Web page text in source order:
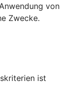
von
Zwecke.
ist